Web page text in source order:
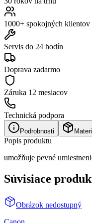
1000+ spokojných klientov
Servis do 24 hodín
Doprava zadarmo
Záruka 12 mesiacov
Technická podpora
Podrobnosti
Popis produktu
umožňuje pevné
Súvisiace
Obrázok nedostupný